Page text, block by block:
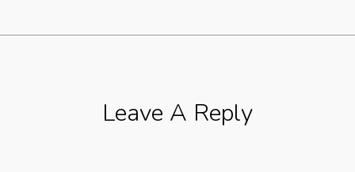
Leave A Reply